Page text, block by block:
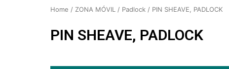
Home / ZONA MÓVIL / Padlock / PIN SHEAVE, PADLOCK
PIN SHEAVE, PADLOCK